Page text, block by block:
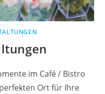
im Café / Bistro
Ort für Ihre